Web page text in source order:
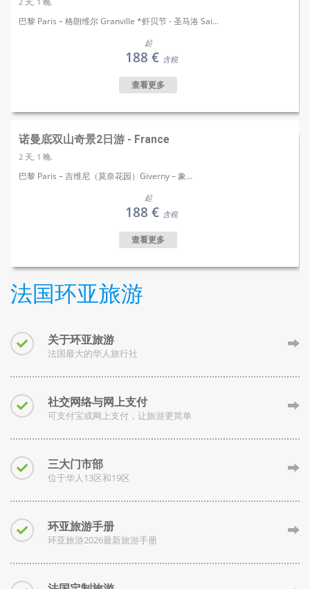
巴黎 Paris – 格朗维尔 Granville *虾贝节 - 圣马洛 Sai...
起
188 € 含税
查看更多
诺曼底双山奇景2日游 - France
2 天, 1 晚.
巴黎 Paris – 吉维尼（莫奈花园）Giverny – 象...
起
188 € 含税
查看更多
法国环亚旅游
关于环亚旅游
法国最大的华人旅行社
社交网络与网上支付
可支付宝或网上支付，让旅游更简单
三大门市部
位于华人13区和19区
环亚旅游手册
环亚旅游2026最新旅游手册